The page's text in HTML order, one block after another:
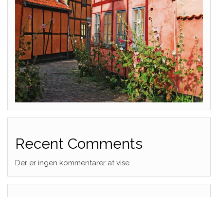
Recent Comments
Der er ingen kommentarer at vise.